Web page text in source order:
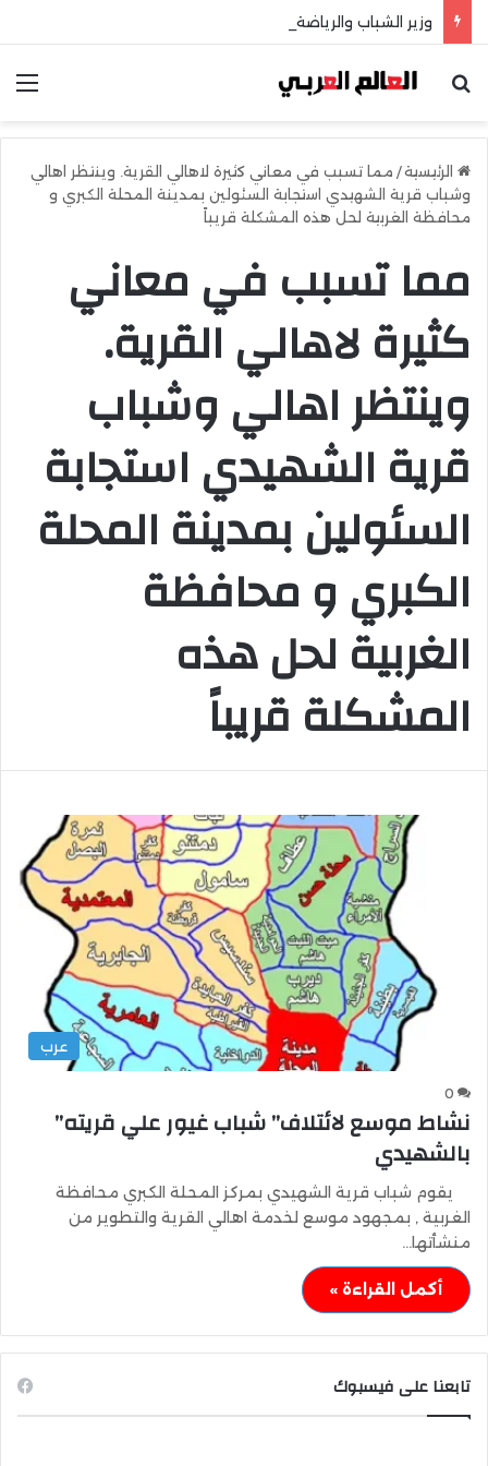
وزير الشباب والرياضة يهنئ منتخب مصر للشطرنج
بحث عن
الرئيسية/ مما تسبب في معاني كثيرة لاهالي القرية. وينتظر اهالي
وشباب قرية الشهيدي استجابة السئولين بمدينة المحلة الكبري و
محافظة الغربية لحل هذه المشكلة قريباً
مما تسبب في معاني
كثيرة لاهالي القرية.
وينتظر اهالي وشباب
قرية الشهيدي استجابة
السئولين بمدينة المحلة
الكبري و محافظة
الغربية لحل هذه
المشكلة قريباً
عرب
0
نشاط موسع لائتلاف” شباب غيور علي قريته”
بالشهيدي
يقوم شباب قرية الشهيدي بمركز المحلة الكبري محافظة
الغربية , بمجهود موسع لخدمة اهالي القرية والتطوير من
منشأتها…
أكمل القراءة »
تابعنا على فيسبوك